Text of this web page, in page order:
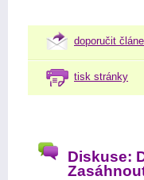
doporučit
tisk stránky
Diskuse: